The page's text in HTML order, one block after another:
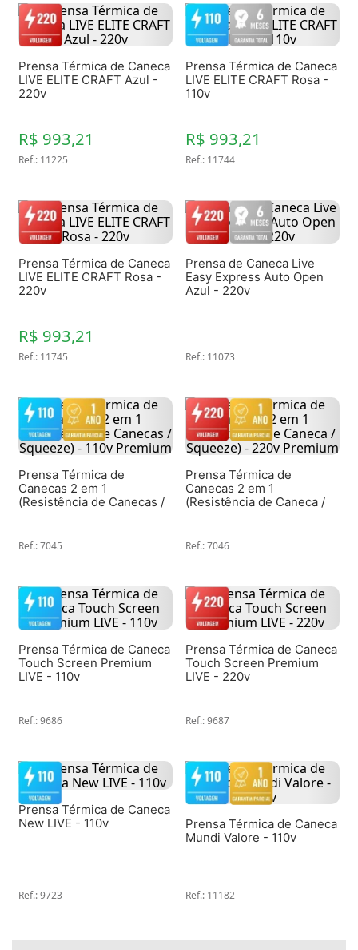
Prensa Térmica de Caneca
LIVE ELITE CRAFT Azul -
220v
R$ 993,21
Ref.: 11225
Prensa Térmica de Caneca
LIVE ELITE CRAFT Rosa -
110v
R$ 993,21
Ref.: 11744
Prensa Térmica de Caneca
LIVE ELITE CRAFT Rosa -
220v
R$ 993,21
Ref.: 11745
Prensa de Caneca Live
Easy Express Auto Open
Azul - 220v
Ref.: 11073
Prensa Térmica de
Canecas 2 em 1
(Resistência de Canecas /
Ref.:7045
Prensa Térmica de
Canecas 2 em 1
(Resistência de Caneca /
Ref.:7046
Prensa Térmica de Caneca
Touch Screen Premium
LIVE - 110v
Ref.:9686
Prensa Térmica de Caneca
Touch Screen Premium
LIVE - 220v
Ref.:9687
Prensa Térmica de Caneca
New LIVE - 110v
Ref.:9723
Prensa Térmica de Caneca
Mundi Valore - 110v
Ref.: 11182